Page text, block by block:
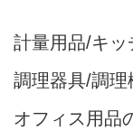
計量用品/キッ
調理器具/調
オフィス用品